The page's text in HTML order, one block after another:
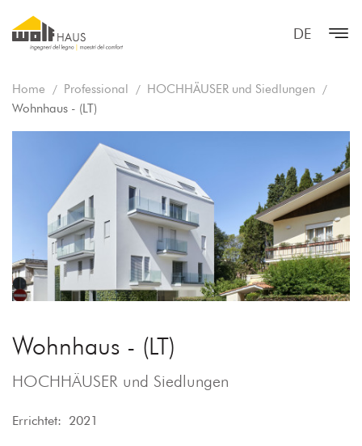
DE
Home Professional
HOCHHÄUSER und Siedlungen
Wohnhaus - (LT)
Wohnhaus - (LT)
HOCHHÄUSER und Siedlungen
Errichtet: 2021